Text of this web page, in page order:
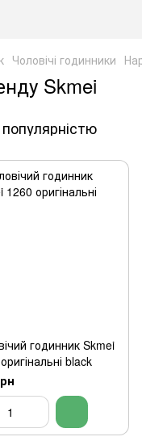
Чоловічі годинники
Skmei
годинник Skmei
black